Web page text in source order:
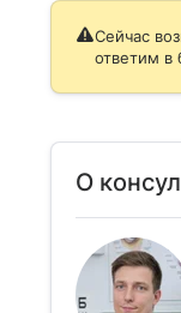
Сейчас
ответим в
О